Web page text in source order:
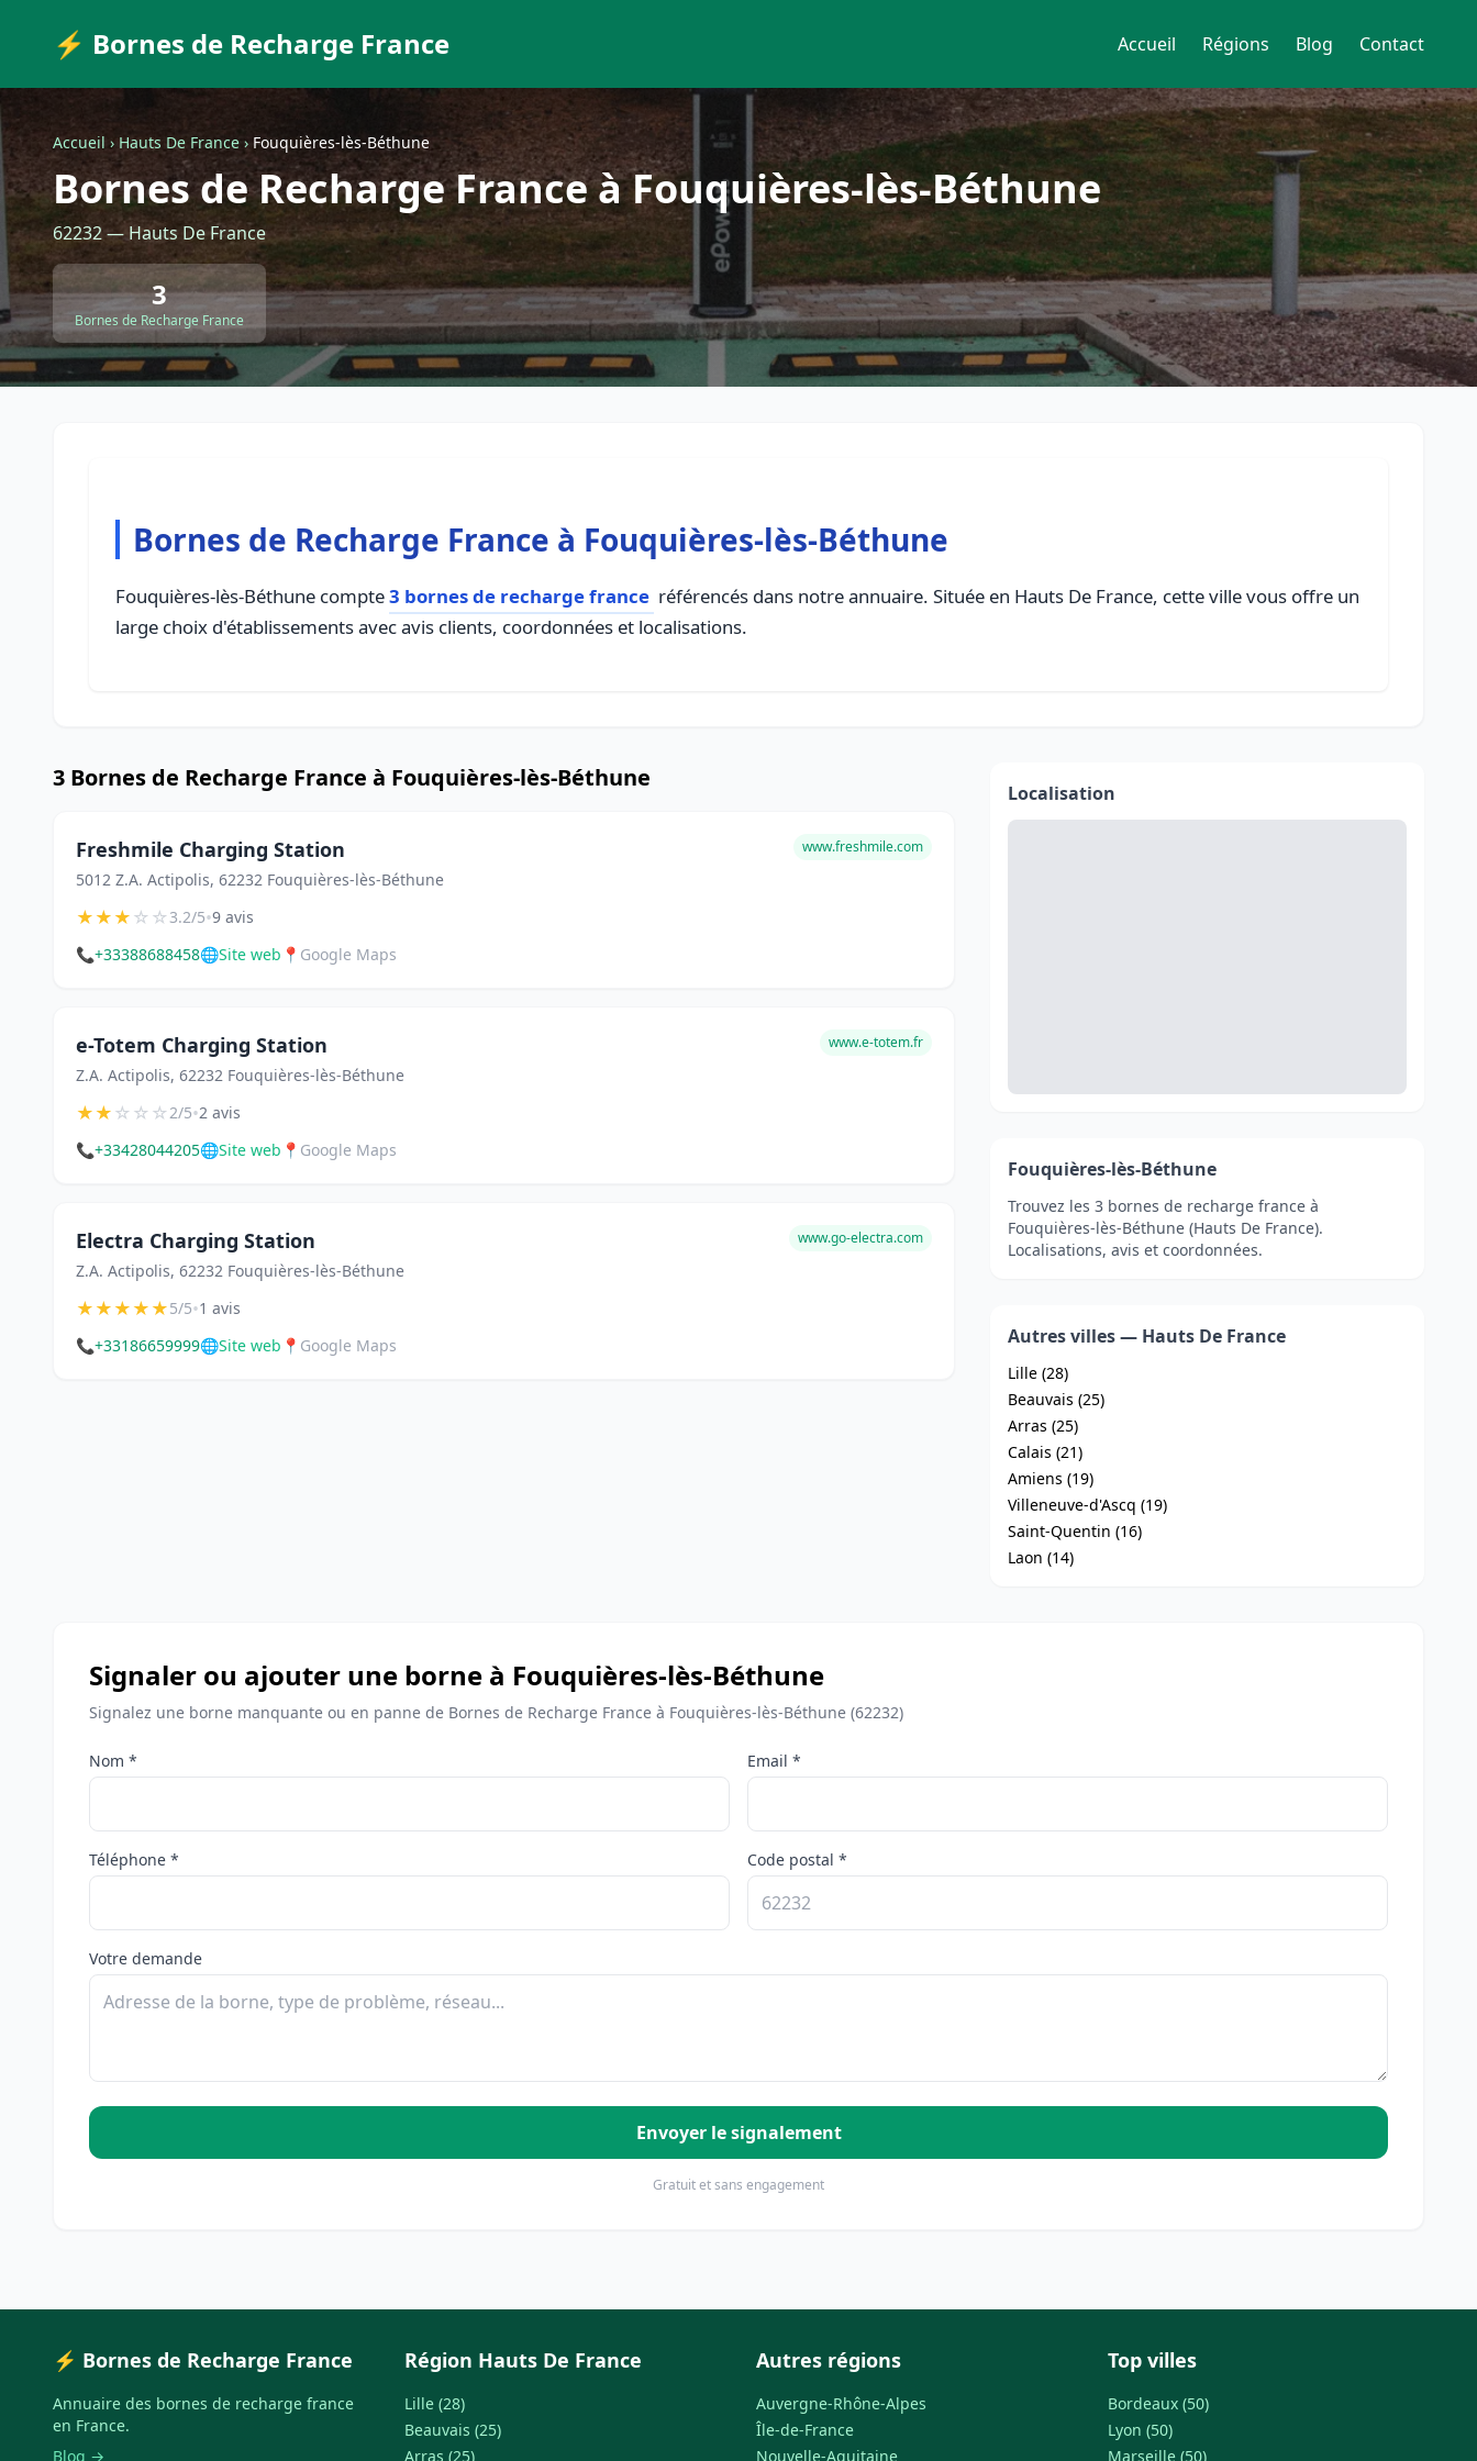
⚡ Bornes de Recharge France Accueil Régions Blog Contact
Accueil › Hauts De France › Fouquières-lès-Béthune
Bornes de Recharge France à Fouquières-lès-Béthune
62232 — Hauts De France
3
Bornes de Recharge France
Bornes de Recharge France à Fouquières-lès-Béthune
Fouquières-lès-Béthune compte3 bornes de recharge france référencés dans notre annuaire. Située en Hauts De France, cette ville vous offre un
large choix d'établissements avec avis clients, coordonnées et localisations.
3 Bornes de Recharge France à Fouquières-lès-Béthune
Freshmile Charging Station
5012 Z.A. Actipolis, 62232 Fouquières-lès-Béthune
www.freshmile.com
★★★☆☆3.2/5•9 avis
📞+33388688458🌐Site web 📍 Google Maps
e-Totem Charging Station
Z.A. Actipolis, 62232 Fouquières-lès-Béthune
www.e-totem.fr
★★☆☆☆2/5•2 avis
📞+33428044205🌐Site web 📍 Google Maps
Electra Charging Station
Z.A. Actipolis, 62232 Fouquières-lès-Béthune
www.go-electra.com
★★★★★5/5•1 avis
📞+33186659999🌐Site web 📍 Google Maps
Localisation
Fouquières-lès-Béthune
Trouvez les 3 bornes de recharge france à
Fouquières-lès-Béthune (Hauts De France).
Localisations, avis et coordonnées.
Autres villes — Hauts De France
Lille (28)
Beauvais (25)
Arras (25)
Calais (21)
Amiens (19)
Villeneuve-d'Ascq (19)
Saint-Quentin (16)
Laon (14)
Signaler ou ajouter une borne à Fouquières-lès-Béthune
Signalez une borne manquante ou en panne de Bornes de Recharge France à Fouquières-lès-Béthune (62232)
Nom * Email *
Téléphone * Code postal *
Votre demande
Envoyer le signalement
Gratuit et sans engagement
⚡ Bornes de Recharge France
Annuaire des bornes de recharge france
en France.
Blog →
Région Hauts De France
Lille (28)
Beauvais (25)
Arras (25)
Autres régions
Auvergne-Rhône-Alpes
Île-de-France
Nouvelle-Aquitaine
Top villes
Bordeaux (50)
Lyon (50)
Marseille (50)